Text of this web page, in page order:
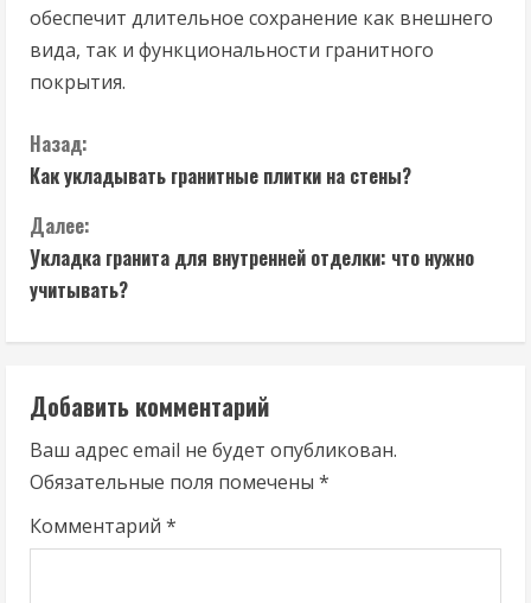
обеспечит длительное сохранение как внешнего
вида, так и функциональности гранитного
покрытия.
П
р
о
д
о
л
ж
и
т
Назад:
Как укладывать гранитные плитки на стены?
Далее:
Укладка гранита для внутренней отделки: что нужно
учитывать?
Добавить комментарий
Ваш адрес email не будет опубликован.
Обязательные поля помечены *
Комментарий *